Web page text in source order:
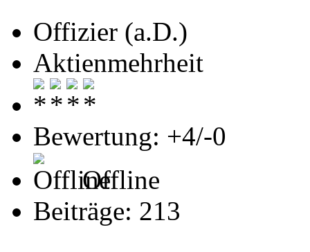
Offizier (a.D.)
Aktienmehrheit
Bewertung: +4/-0
Offline
Beiträge: 213